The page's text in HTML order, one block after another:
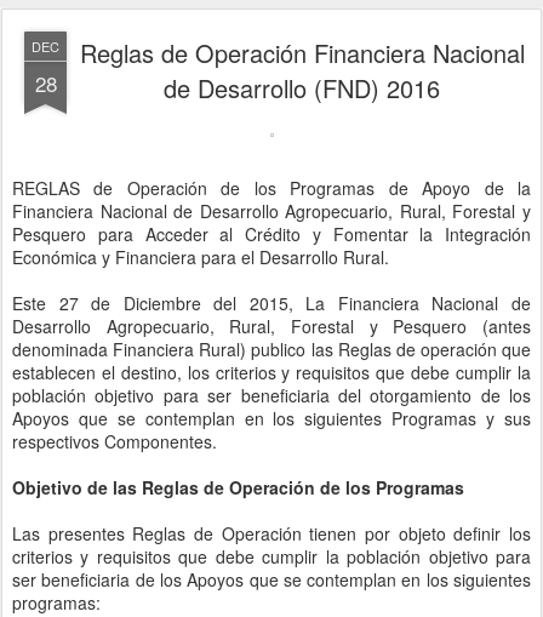
DEC
28
Reglas de Operación Financiera Nacional
de Desarrollo (FND) 2016
REGLAS de Operación de los Programas de Apoyo de la
Financiera Nacional de Desarrollo Agropecuario, Rural, Forestal y
Pesquero para Acceder al Crédito y Fomentar la Integración
Económica y Financiera para el Desarrollo Rural.
Este 27 de Diciembre del 2015, La Financiera Nacional de
Desarrollo Agropecuario, Rural, Forestal y Pesquero (antes
denominada Financiera Rural) publico las Reglas de operación que
establecen el destino, los criterios y requisitos que debe cumplir la
población objetivo para ser beneficiaria del otorgamiento de los
Apoyos que se contemplan en los siguientes Programas y sus
respectivos Componentes.
Objetivo de las Reglas de Operación de los Programas
Las presentes Reglas de Operación tienen por objeto definir los
criterios y requisitos que debe cumplir la población objetivo para
ser beneficiaria de los Apoyos que se contemplan en los siguientes
programas: